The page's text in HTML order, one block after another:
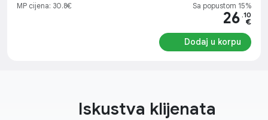
MP cijena: 30.8€ Sa popustom 15%
26 .10
€
Dodaj u korpu
Iskustva klijenata